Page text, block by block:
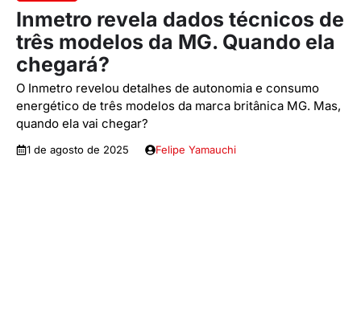
Inmetro revela dados técnicos de
três modelos da MG. Quando ela
chegará?
O Inmetro revelou detalhes de autonomia e consumo
energético de três modelos da marca britânica MG. Mas,
quando ela vai chegar?
1 de agosto de 2025 Felipe Yamauchi